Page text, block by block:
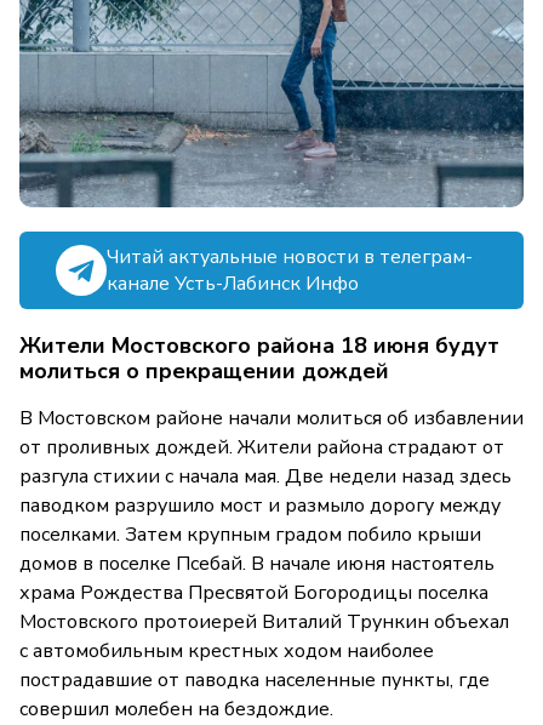
Читай актуальные новости в телеграм-
канале Усть-Лабинск Инфо
Жители Мостовского района 18 июня будут
молиться о прекращении дождей
В Мостовском районе начали молиться об избавлении
от проливных дождей. Жители района страдают от
разгула стихии с начала мая. Две недели назад здесь
паводком разрушило мост и размыло дорогу между
поселками. Затем крупным градом побило крыши
домов в поселке Псебай. В начале июня настоятель
храма Рождества Пресвятой Богородицы поселка
Мостовского протоиерей Виталий Трункин объехал
с автомобильным крестных ходом наиболее
пострадавшие от паводка населенные пункты, где
совершил молебен на бездождие.